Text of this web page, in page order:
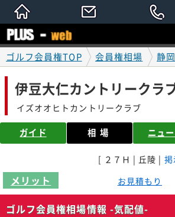
ゴルフ会員権TOP 会員権相場 静
伊豆大仁カントリークラ
イズオオヒトカントリークラブ
ガイド 相場 ニュ
[ ２７Ｈ | 丘陵 |
メリット お見積もり
ゴルフ会員権相場情報 -気配値-